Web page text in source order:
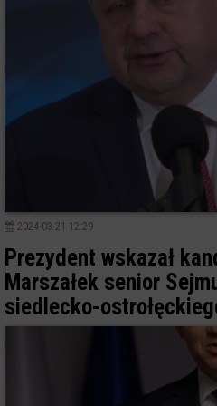
2024-03-21 12:29
Prezydent wskazał
Marszałek senior
siedlecko-